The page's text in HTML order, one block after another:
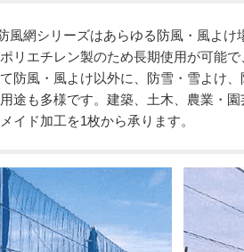
風網シリーズはあらゆる防風・風よけ
リエチレン製のため長期使用が可能
防風・風よけ以外に、防雪・雪よけ
途も多様です。建築、土木、農業・
イド加工を1枚から承ります。